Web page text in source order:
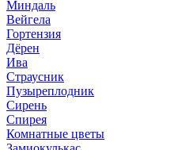
Миндаль
Вейгела
Гортензия
Дёрен
Ива
Страусник
Пузыреплодник
Сирень
Спирея
Комнатные цветы